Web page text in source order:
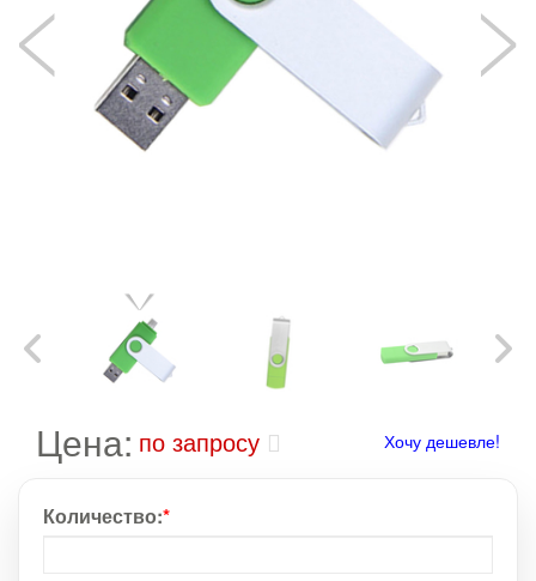
Цена: по запросу Хочу дешевле!
Количество:*